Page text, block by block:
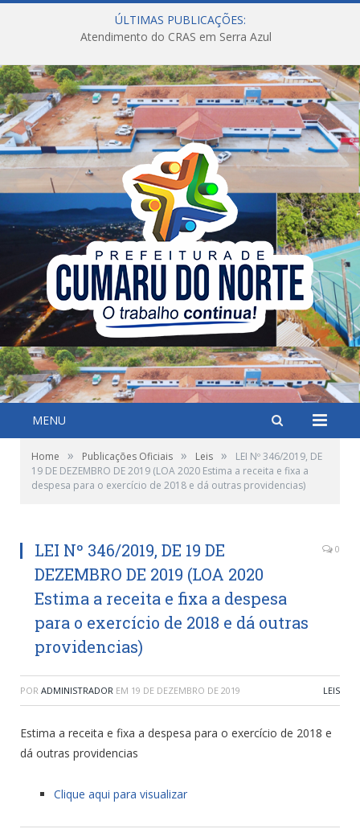
ÚLTIMAS PUBLICAÇÕES:
Atendimento do CRAS em Serra Azul
MENU
Home » Publicações Oficiais » Leis »
LEI Nº 346/2019, DE
19 DE DEZEMBRO DE 2019 (LOA 2020 Estima a receita e fixa a
despesa para o exercício de 2018 e dá outras providencias)
LEI Nº 346/2019, DE 19 DE
DEZEMBRO DE 2019 (LOA 2020
Estima a receita e fixa a despesa
para o exercício de 2018 e dá outras
providencias)
0
POR ADMINISTRADOR EM 19 DE DEZEMBRO DE 2019 LEIS
Estima a receita e fixa a despesa para o exercício de 2018 e
dá outras providencias
Clique aqui para visualizar